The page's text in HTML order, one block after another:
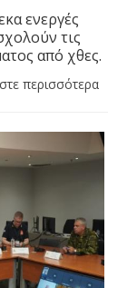
ενεργές
τις
από χθες.
περισσότερα